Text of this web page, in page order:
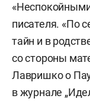
писателя. «По
тайн и в
со стороны
Лавришко о
в журнале